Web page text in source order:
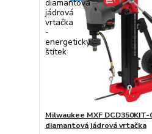
Milwaukee MXF DCD350KIT-
diamantová jádrová vrtačka